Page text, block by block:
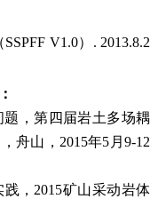
SSPFF V1.0） . 2013.8.2
，第四届岩土多场耦
舟山， 2015年5 月9-12
， 2015矿山采动岩体